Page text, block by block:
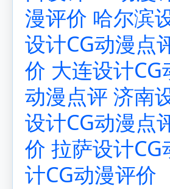
漫评价 哈尔滨
设计CG动漫点
价 大连设计
动漫点评 济南
设计CG动漫点
价 拉萨设计
计CG动漫评价